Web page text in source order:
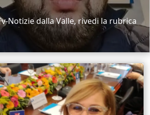
Notizie dalla Valle, rivedi la rubrica